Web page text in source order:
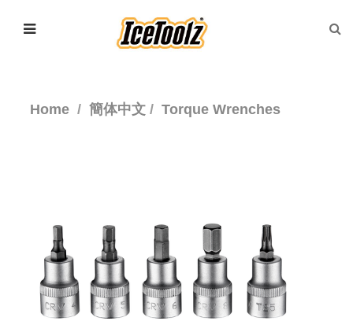
Home 簡体中文 Torque Wrenches